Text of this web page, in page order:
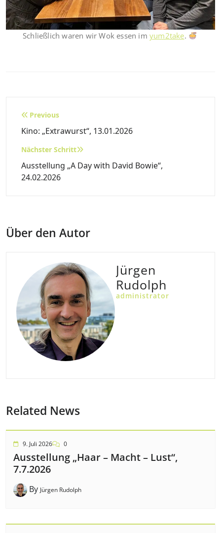
Schließlich waren wir Wok essen im yum2take.
Beitragsnavigation
Previous
Kino: „Extrawurst“, 13.01.2026
Nächster Schritt
Ausstellung „A Day with David Bowie“,
24.02.2026
Über den Autor
Jürgen
Rudolph
administrator
Related News
9. Juli 2026 0
Ausstellung „Haar – Macht – Lust“,
7.7.2026
By Jürgen Rudolph